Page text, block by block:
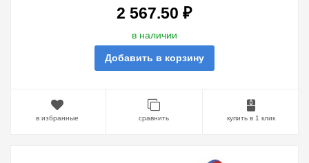
РУКОЯТКАМИ2 567.50 ₽
в наличии
Добавить в корзину
в избранные сравнить купить в 1 клик